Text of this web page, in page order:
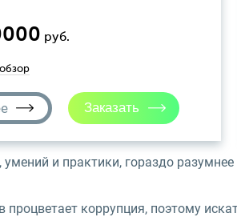
руб.
умений и практики, гораздо
процветает коррупция, поэтому